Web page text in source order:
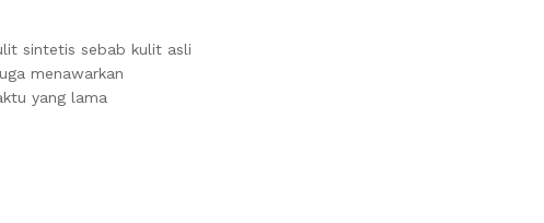
sintetis sebab kulit asli
menawarkan
yang lama